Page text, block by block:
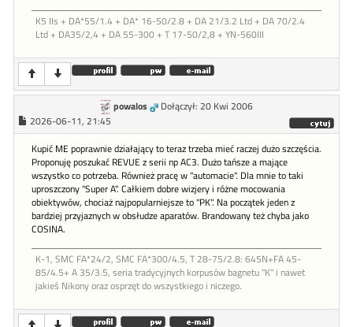
K5 IIs + DA*55/1.4 + DA* 16-50/2.8 + DA 21/3.2 Ltd + DA 70/2.4
Ltd + DA35/2,4 + DA 55-300 + T 17-50/2,8 + YN-560III
powalos
Dołączył: 20 Kwi 2006
2026-06-11, 21:45
Kupić ME poprawnie działający to teraz trzeba mieć raczej dużo szczęścia.
Proponuję poszukać REVUE z serii np AC3. Dużo tańsze a mające
wszystko co potrzeba. Również pracę w "automacie". Dla mnie to taki
uproszczony "Super A". Całkiem dobre wizjery i różne mocowania
obiektywów, chociaż najpopularniejsze to "PK". Na początek jeden z
bardziej przyjaznych w obsłudze aparatów. Brandowany też chyba jako
COSINA.
K-1, SMC FA*24/2, SMC FA*300/4.5, T 28-75/2.8: 645N+FA 45-
85/4.5+ A 35/3.5, seria tradycyjnych korpusów bagnetu "K" i nawet
jakieś Nikony oraz osprzęt do wszystkiego i niczego.